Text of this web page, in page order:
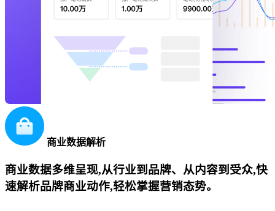
商业数据解析
商业数据多维呈现,从行业到品牌、从内容到受众,快
速解析品牌商业动作,轻松掌握营销态势。